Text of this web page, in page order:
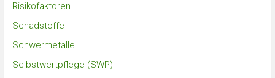
Risikofaktoren
Schadstoffe
Schwermetalle
Selbstwertpflege (SWP)